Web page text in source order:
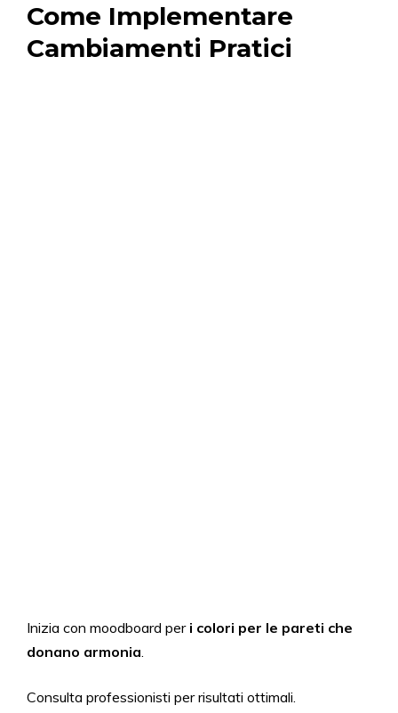
Come Implementare
Cambiamenti Pratici
Inizia con moodboard per i colori per le pareti che
donano armonia.
Consulta professionisti per risultati ottimali.